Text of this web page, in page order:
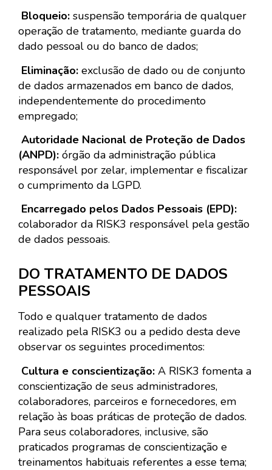
Bloqueio: suspensão temporária de qualquer
operação de tratamento, mediante guarda do
dado pessoal ou do banco de dados;
Eliminação: exclusão de dado ou de conjunto
de dados armazenados em banco de dados,
independentemente do procedimento
empregado;
Autoridade Nacional de Proteção de Dados
(ANPD): órgão da administração pública
responsável por zelar, implementar e fiscalizar
o cumprimento da LGPD.
Encarregado pelos Dados Pessoais (EPD):
colaborador da RISK3 responsável pela gestão
de dados pessoais.
DO TRATAMENTO DE DADOS
PESSOAIS
Todo e qualquer tratamento de dados
realizado pela RISK3 ou a pedido desta deve
observar os seguintes procedimentos:
Cultura e conscientização: A RISK3 fomenta a
conscientização de seus administradores,
colaboradores, parceiros e fornecedores, em
relação às boas práticas de proteção de dados.
Para seus colaboradores, inclusive, são
praticados programas de conscientização e
treinamentos habituais referentes a esse tema;